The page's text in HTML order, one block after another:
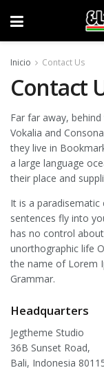
Inicio Contact Us
Contact
Far far away,
Vokalia and
they live in
a large language
their place and
It is a
sentences fly into
has no control
unorthographic life
the name of Lorem
Grammar.
Headquarters
Jegtheme Studio
36B Sunset Road,
Bali, Indonesia